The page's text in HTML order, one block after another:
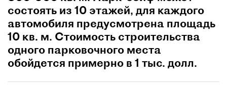
состоять из 10 этажей, для каждого
автомобиля предусмотрена площадь
10 кв. м. Стоимость строительства
одного парковочного места
обойдется примерно в 1 тыс. долл.